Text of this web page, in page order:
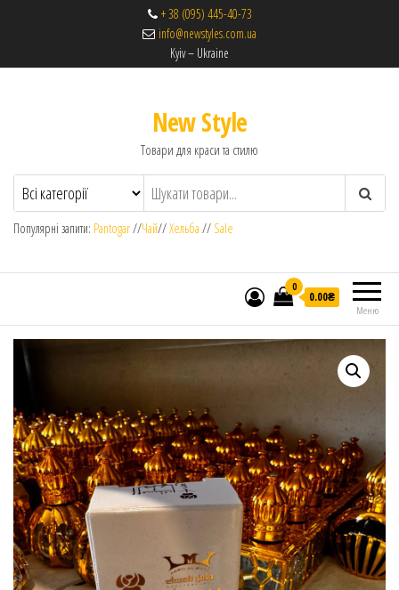
+ 38 (095) 445-40-73
info@newstyles.com.ua
Kyiv – Ukraine
New Style
Товари для краси та стилю
Популярні запити: Pantogar//Чай//Хельба // Sale
Меню
0
0.00₴